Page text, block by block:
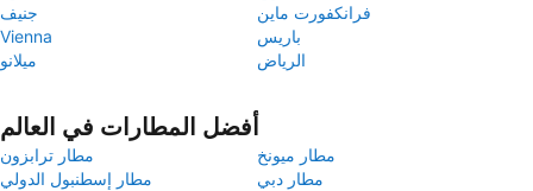
جنيف
فرانكفورت ماين
Vienna
باريس
ميلانو
الرياض
أفضل المطارات في العالم
مطار ترابزون
مطار ميونخ
مطار إسطنبول الدولي
مطار دبي